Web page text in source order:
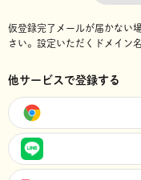
仮登録完了メールが届かない
さい。 設定いただくドメイン
他サービスで登録する